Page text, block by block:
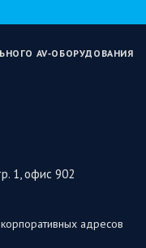
AV‑ОБОРУДОВАНИЯ
1, офис 902
адресов